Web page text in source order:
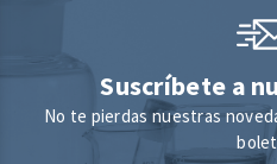
Suscríbete a
No te pierdas nuestras